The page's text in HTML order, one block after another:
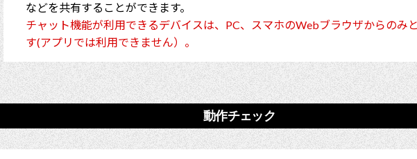
などを共有することができます。
チャット機能が利用できるデバイスは、PC、スマホのWebブラウザからのみ
す(アプリでは利用できません）。
動作チェック